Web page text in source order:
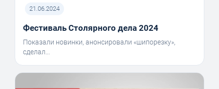
21.06.2024
Фестиваль Столярного дела 2024
Показали новинки, анонсировали «шипорезку»,
сделал...